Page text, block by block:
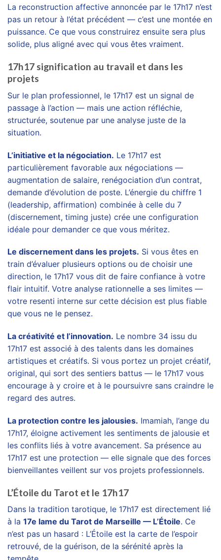
La reconstruction affective annoncée par le 17h17 n’est
pas un retour à l’état précédent — c’est une montée en
puissance. Ce que vous construirez ensuite sera plus
solide, plus aligné avec qui vous êtes vraiment.
17h17 signification au travail et dans les
projets
Sur le plan professionnel, le 17h17 est un signal de
passage à l’action — mais une action réfléchie,
structurée, soutenue par une analyse juste de la
situation.
L’initiative et la négociation. Le 17h17 est
particulièrement favorable aux négociations —
augmentation de salaire, renégociation d’un contrat,
demande d’évolution de poste. L’énergie du chiffre 1
(leadership, affirmation) combinée à celle du 7
(discernement, timing juste) crée une configuration
idéale pour demander ce que vous méritez.
Le discernement dans les projets. Si vous êtes en
train d’évaluer plusieurs options ou de choisir une
direction, le 17h17 vous dit de faire confiance à votre
flair intuitif. Votre analyse rationnelle a ses limites —
votre resenti interne sur cette décision est plus fiable
que vous ne le pensez.
La créativité et l’innovation. Le nombre 34 issu du
17h17 est associé à des talents dans les domaines
artistiques et créatifs. Si vous portez un projet créatif,
original, qui sort des sentiers battus — le 17h17 vous
encourage à y croire et à le poursuivre sans craindre le
regard des autres.
La protection contre les jalousies. Imamiah, l’ange du
17h17, éloigne activement les sentiments de jalousie et
les conflits liés à votre avancement. Sa présence au
17h17 est une protection — elle signale que des forces
bienveillantes veillent sur vos projets professionnels.
L’Étoile du Tarot et le 17h17
Dans la tradition tarotique, le 17h17 est directement lié
à la 17e lame du Tarot de Marseille — L’Étoile. Ce
n’est pas un hasard : L’Étoile est la carte de l’espoir
retrouvé, de la guérison, de la sérénité après la